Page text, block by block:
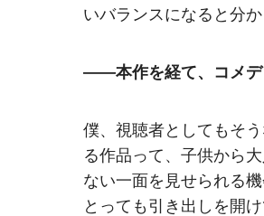
いバランスになると分
――本作を経て、コメデ
僕、視聴者としてもそ
る作品って、子供から
ない一面を見せられる
とっても引き出しを開